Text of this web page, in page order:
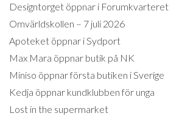
Designtorget öppnar i Forumkvarteret
Omvärldskollen – 7 juli 2026
Apoteket öppnar i Sydport
Max Mara öppnar butik på NK
Miniso öppnar första butiken i Sverige
Kedja öppnar kundklubben för unga
Lost in the supermarket